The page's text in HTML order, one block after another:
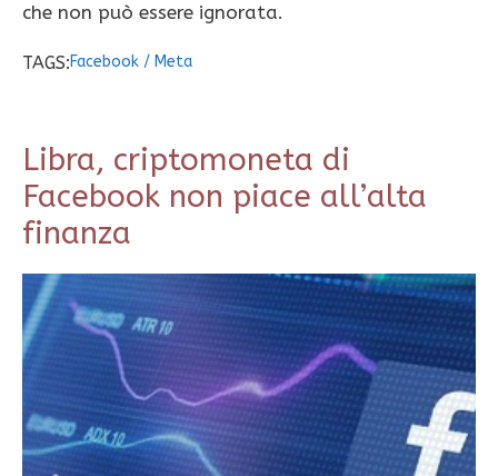
che non può essere ignorata.
TAGS:Facebook / Meta
Libra, criptomoneta di
Facebook non piace all’alta
finanza